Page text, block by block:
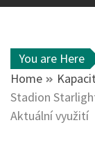
You are Here
Home
Stadion
Aktuální využití